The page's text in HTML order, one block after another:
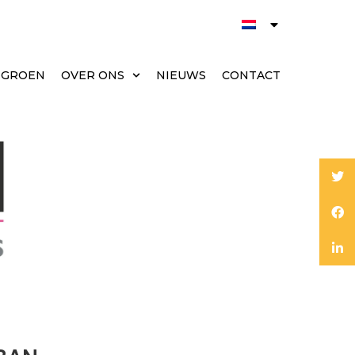
OVER ONS NIEUWS CONTACT